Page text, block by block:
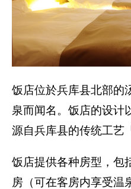
饭店位於兵库县北部的
泉而闻名。饭店的设计
源自兵库县的传统工艺
饭店提供各种房型，包
房（可在客房内享受温